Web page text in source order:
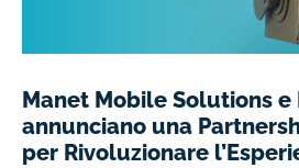
Manet Mobile Solutions
annunciano una
per Rivoluzionare